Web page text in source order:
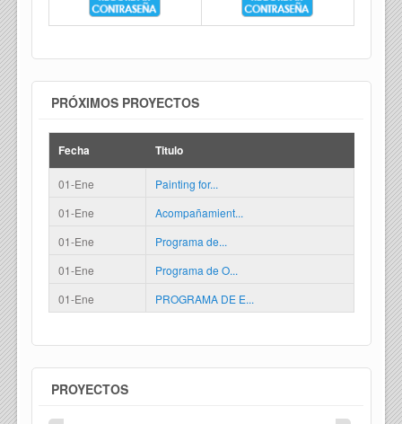
PRÓXIMOS PROYECTOS
Fecha Titulo
01-Ene
Painting for...
01-Ene
Acompañamient...
01-Ene
Programa de...
01-Ene
Programa de O...
01-Ene
PROGRAMA DE E...
PROYECTOS